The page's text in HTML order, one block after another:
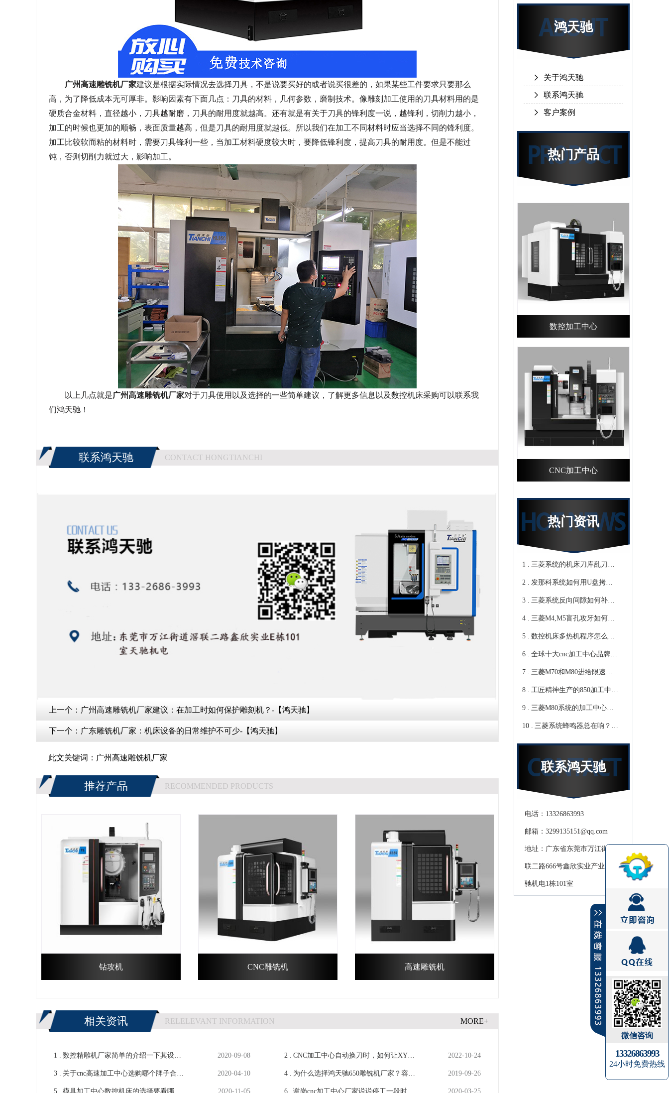
广州高速雕铣机厂家建议是根据实际情况去选择刀具，不是说要买好的或者说买很差的，如果某些工件要求只要那么
高，为了降低成本无可厚非。影响因素有下面几点：刀具的材料，几何参数，磨制技术。像雕刻加工使用的刀具材料用的是
硬质合金材料，直径越小，刀具越耐磨，刀具的耐用度就越高。还有就是有关于刀具的锋利度一说，越锋利，切削力越小，
加工的时候也更加的顺畅，表面质量越高，但是刀具的耐用度就越低。
所以我们在加工不同材料时应当选择不同的锋利度。
加工比较软而粘的材料时，需要刀具锋利一些，当加工材料硬度较大时，要降低锋利度，提高刀具的耐用度。但是不能过
钝，否则切削力就过大，影响加工。
以上几点就是广州高速雕铣机厂家对于刀具使用以及选择的一些简单建议，了解更多信息以及数控机床采购可以联系我
们鸿天驰！
联系鸿天驰 CONTACT HONGTIANCHI
上一个： 广州高速雕铣机厂家建议：在加工时如何保护雕刻机？-【鸿天驰】
下一个： 广东雕铣机厂家：机床设备的日常维护不可少-【鸿天驰】
此文关键词： 广州高速雕铣机厂家
推荐产品 RECOMMENDED PRODUCTS
钻攻机 CNC雕铣机 高速雕铣机
相关资讯 RELELEVANT INFORMATION MORE+
1 . 数控精雕机厂家简单的介绍一下其设备
的一些相关工艺-【鸿天驰】
2020-09-08 2 . CNC加工中心自动换刀时，如何让XY同
时回原点？
2022-10-24
3 . 关于cnc高速加工中心选购哪个牌子合适
问题-【鸿天驰】
2020-04-10 4 . 为什么选择鸿天驰650雕铣机厂家？容我
慢慢细数！【鸿天驰】
2019-09-26
5 . 模具加工中心数控机床的选择要看哪几 2020-11-05 6 . 谢岗cnc加工中心厂家说说停工一段时间 2020-03-25
鸿天驰
关于鸿天驰
联系鸿天驰
客户案例
热门产品
数控加工中心
CNC加工中心
热门资讯
1 . 三菱系统的机床刀库乱刀，
CNC加工中心厂家教你轻松
归零-鸿天驰
2 . 发那科系统如何用U盘拷贝
加工程序？cnc立式加工中心
教你-鸿天驰
3 . 三菱系统反向间隙如何补
偿，数控cnc加工中心厂家来
教你-鸿天驰
4 . 三菱M4,M5盲孔攻牙如何设
转速和进给？高速cnc加工中
心教你-鸿天驰
5 . 数控机床多热机程序怎么
写？Cnc雕铣机厂家教你-鸿
天驰
6 . 全球十大cnc加工中心品牌，
你知道那些？-【鸿天驰】
7 . 三菱M70和M80进给限速该
修改哪个参数?鸿天驰高速
CNC机床厂家教你
8 . 工匠精神生产的850加工中
心,精度可达0.01mm 就选-
[鸿天驰]
9 . 三菱M80系统的加工中心无
程序报警怎么处理，CNC雕
铣机厂家教你
10 . 三菱系统蜂鸣器总在响？鸿
天驰850加工中心厂家教你关
掉它联系鸿天驰
电话：13326863993
邮箱：3299135151@qq.com
地址：广东省东莞市万江街道滘
联二路666号鑫欣实业产业园天
驰机电1栋101室
微信咨询
13326863993
24小时免费热线